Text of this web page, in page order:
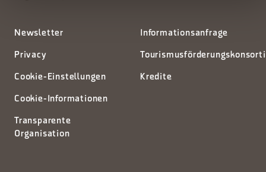
Newsletter
Privacy
Cookie-Einstellungen
Cookie-Informationen
Transparente
Organisation
Informationsanfrage
Kredite